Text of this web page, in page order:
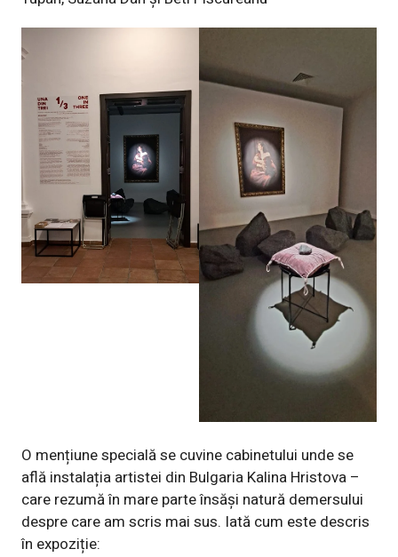
O mențiune specială se cuvine cabinetului unde se
află instalația artistei din Bulgaria Kalina Hristova –
care rezumă în mare parte însăși natură demersului
despre care am scris mai sus. Iată cum este descris
în expoziție: